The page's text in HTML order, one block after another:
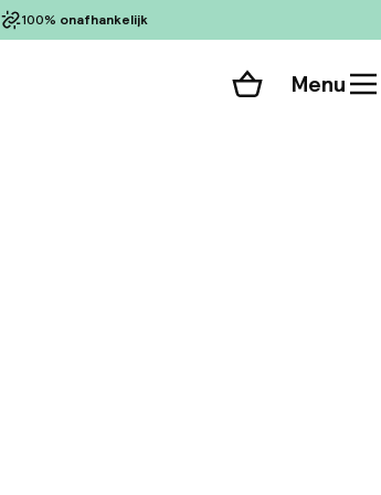
100% onafhankelijk
Winkelmand
Menu